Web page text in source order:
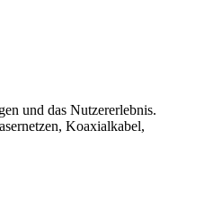
und das Nutzererlebnis.
Koaxialkabel,